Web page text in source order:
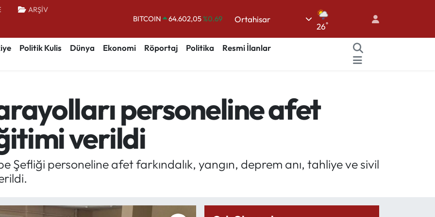
ARŞİV
DOLAR
47,5986 %0.06
EURO
55,0700%0.1
Ortahisar
26°
Politik Kulis Dünya Ekonomi Röportaj Politika
Resmi İlanlar
personeline afet
verildi
Şefliği personeline afet farkındalık, yangın, deprem anı, tahliye ve sivil